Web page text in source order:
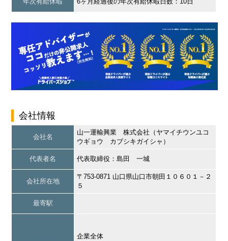
会社情報
会社名
山一運輸興業 株式会社（ヤマイチウンユコ
ウギョウ カブシキガイシャ）
代表者名 代表取締役：島田 一城
会社所在地
〒753-0871 山口県山口市朝田１０６０１－２
５
最寄駅
企業全体